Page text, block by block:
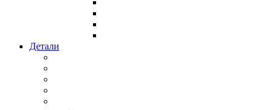
Детали